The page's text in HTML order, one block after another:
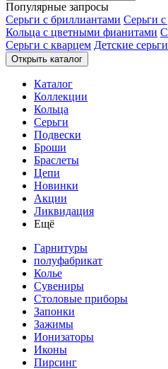
Популярные запросы
Серьги с бриллиантами Серьги
Кольца с цветными фианитами
Серьги с кварцем Детские серьги
Открыть каталог
Каталог
Коллекции
Кольца
Серьги
Подвески
Броши
Браслеты
Цепи
Новинки
Акции
Ликвидация
Ещё
Гарнитуры
полуфабрикат
Колье
Сувениры
Столовые приборы
Запонки
Зажимы
Ионизаторы
Иконы
Пирсинг